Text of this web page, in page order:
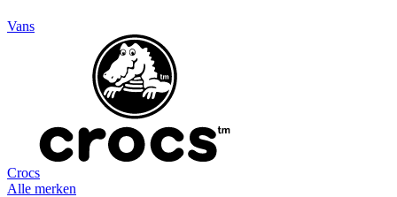
Vans
Crocs
Alle merken